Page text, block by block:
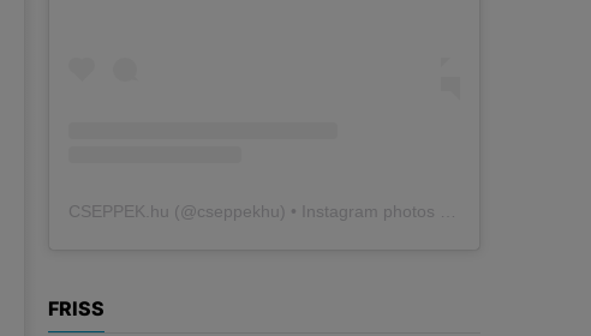
CSEPPEK.hu (@cseppekhu ) • Instagram photos and videos
FRISS